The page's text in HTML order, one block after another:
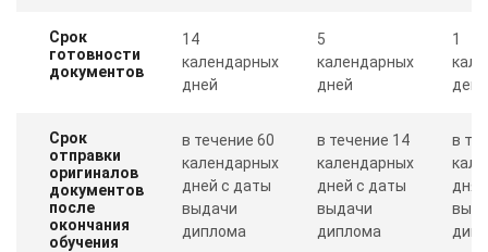
Срок
готовности
документов
14
календарных
дней
5
календарных
дней
1
день
Срок
отправки
оригиналов
документов
после
окончания
обучения
в течение 60
календарных
дней с даты
выдачи
диплома
в течение 14
календарных
дней с даты
выдачи
диплома
в
дня